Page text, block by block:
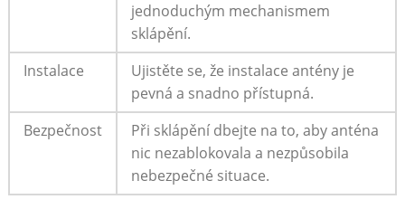
jednoduchým mechanismem
sklápění.
Instalace
Ujistěte se, že instalace antény je
pevná a snadno přístupná.
Bezpečnost
Při sklápění dbejte na to,⁣ aby anténa
nic nezablokovala a nezpůsobila
nebezpečné situace.